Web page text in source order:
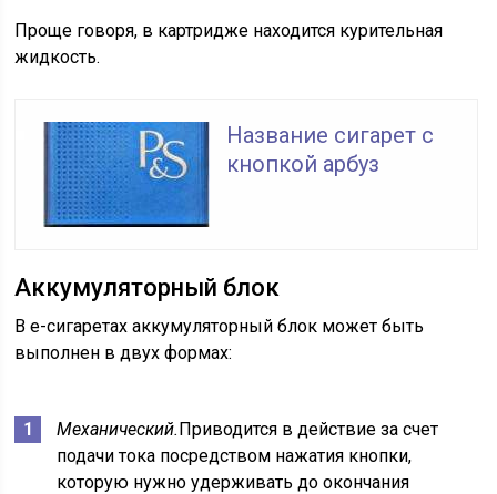
Проще говоря, в картридже находится курительная
жидкость.
Название сигарет с
кнопкой арбуз
Аккумуляторный блок
В е-сигаретах аккумуляторный блок может быть
выполнен в двух формах:
Механический.Приводится в действие за счет
подачи тока посредством нажатия кнопки,
которую нужно удерживать до окончания